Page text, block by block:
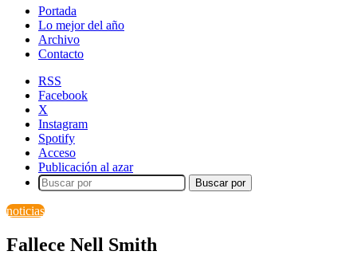
Portada
Lo mejor del año
Archivo
Contacto
RSS
Facebook
X
Instagram
Spotify
Acceso
Publicación al azar
Buscar por
noticias
Fallece Nell Smith